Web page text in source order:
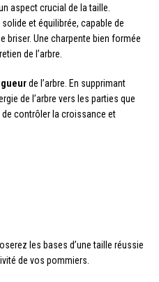
aspect crucial de la taille.
et équilibrée, capable de
briser. Une charpente bien formée
de l’arbre.
de l’arbre. En supprimant
de l’arbre vers les parties que
de contrôler la croissance et
les bases d’une taille réussie
de vos pommiers.